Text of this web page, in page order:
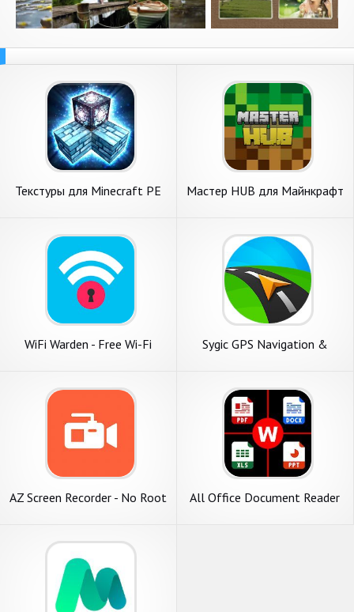
Текстуры для Minecraft PE
Мастер HUB для Майнкрафт
WiFi Warden - Free Wi-Fi
Sygic GPS Navigation &
AZ Screen Recorder - No Root All Office Document Reader